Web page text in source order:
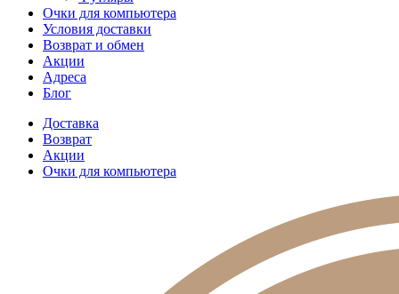
Очки для компьютера
Условия доставки
Возврат и обмен
Акции
Адреса
Блог
Доставка
Возврат
Акции
Очки для компьютера